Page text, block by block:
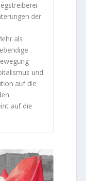
der
als
und
auf die
auf die